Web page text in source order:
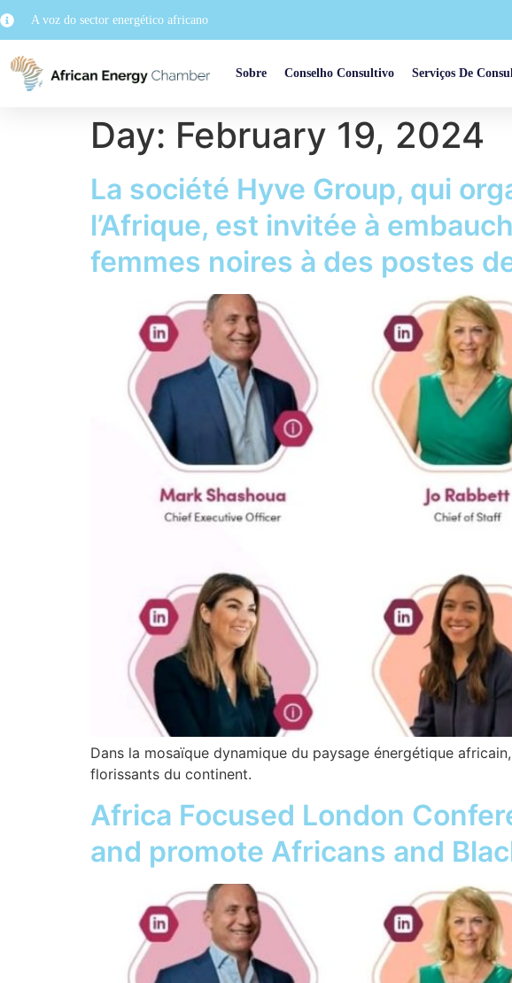
A voz do sector energético africano
Sobre Conselho Consultivo Serviços De
Day: February 19, 2024
La société Hyve Group, qui
l’Afrique, est invitée à
femmes noires à des postes
Dans la mosaïque dynamique du paysage énergétique
florissants du continent.
Africa Focused London
and promote Africans and